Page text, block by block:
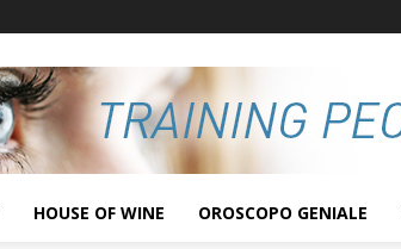
HOUSE OF WINE OROSCOPO GENIALE